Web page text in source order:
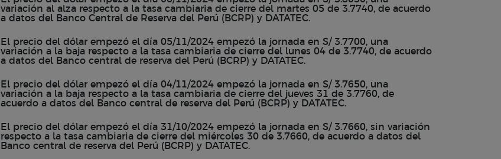
variación al alza respecto a la tasa cambiaria de cierre del martes 05 de 3.7740, de acuerdo
a datos del Banco Central de Reserva del Perú (BCRP) y DATATEC.
El precio del dólar empezó el día 05/11/2024 empezó la jornada en S/ 3.7700, una
variación a la baja respecto a la tasa cambiaria de cierre del lunes 04 de 3.7740, de acuerdo
a datos del Banco central de reserva del Perú (BCRP) y DATATEC.
El precio del dólar empezó el día 04/11/2024 empezó la jornada en S/ 3.7650, una
variación a la baja respecto a la tasa cambiaria de cierre del jueves 31 de 3.7760, de
acuerdo a datos del Banco central de reserva del Perú (BCRP) y DATATEC.
El precio del dólar empezó el día 31/10/2024 empezó la jornada en S/ 3.7660, sin variación
respecto a la tasa cambiaria de cierre del miércoles 30 de 3.7660, de acuerdo a datos del
Banco central de reserva del Perú (BCRP) y DATATEC.